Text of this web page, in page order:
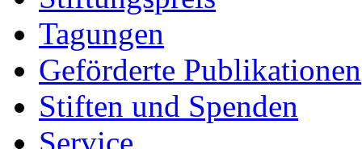
Tagungen
Geförderte Publikationen
Stiften und Spenden
Service